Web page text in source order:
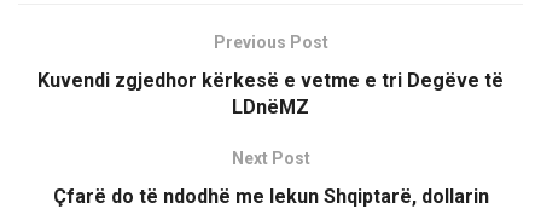
Previous Post
Kuvendi zgjedhor kërkesë e vetme e tri Degëve të
LDnëMZ
Next Post
Çfarë do të ndodhë me lekun Shqiptarë, dollarin